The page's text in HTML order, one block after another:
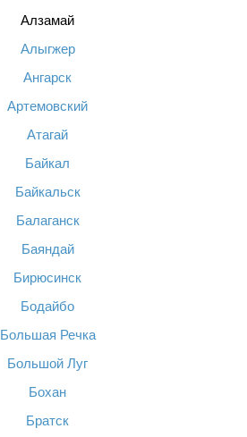
Алзамай
Алыгжер
Ангарск
Артемовский
Атагай
Байкал
Байкальск
Балаганск
Баяндай
Бирюсинск
Бодайбо
Большая Речка
Большой Луг
Бохан
Братск